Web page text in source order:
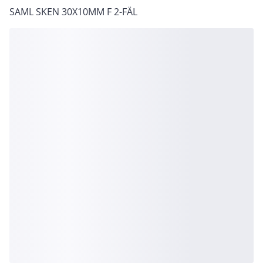
SAML SKEN 30X10MM F 2-FÄL